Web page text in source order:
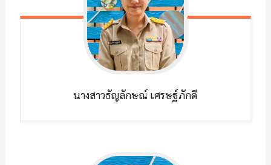
นางสาวธัญลักษณ์ เศรษฐ์ภักดี